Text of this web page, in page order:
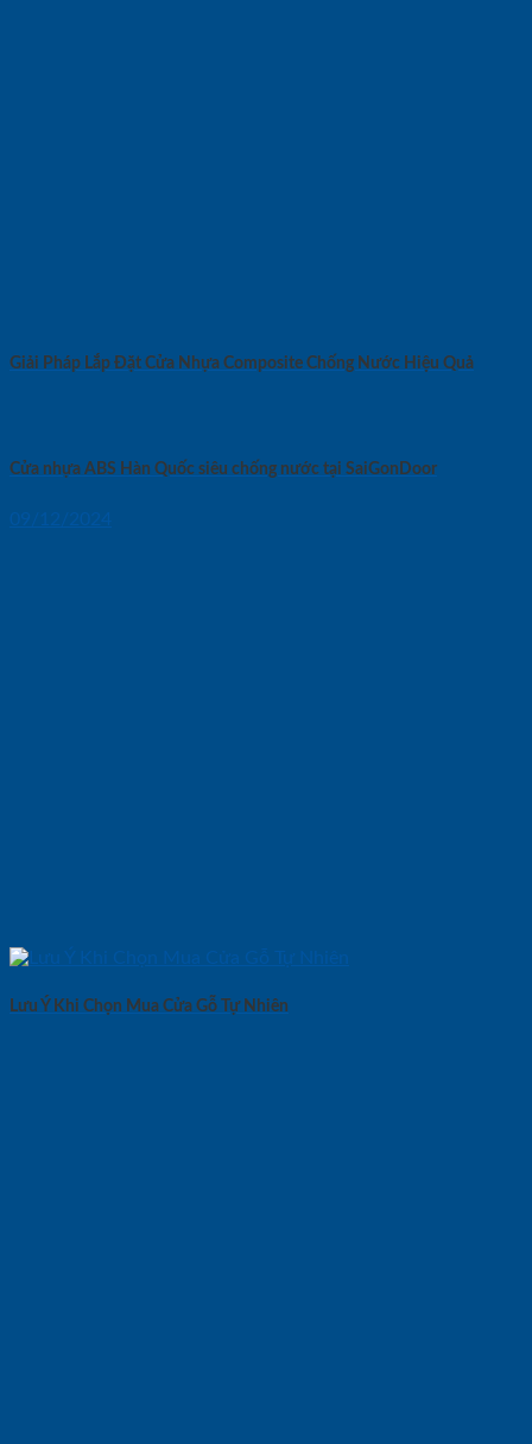
Giải Pháp Lắp Đặt Cửa Nhựa Composite Chống Nước Hiệu Quả
Cửa nhựa ABS Hàn Quốc siêu chống nước tại SaiGonDoor
09/12/2024
Lưu Ý Khi Chọn Mua Cửa Gỗ Tự Nhiên